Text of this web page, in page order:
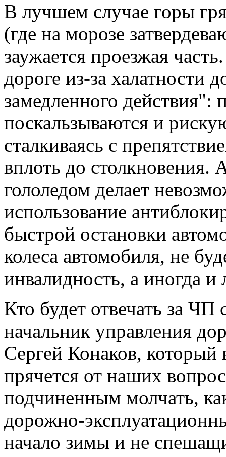
В лучшем случае горы
(где на морозе
заужается проезжая
дороге из-за
замедленного действия":
поскальзываются и
сталкиваясь с
вплоть до столкновения.
гололедом делает
использование
быстрой остановки
колеса автомобиля, не
инвалидность, а иногда и
Кто будет отвечать за
начальник управления
Сергей Конаков, который
прячется от наших
подчиненным молчать,
дорожно-
начало зимы и не